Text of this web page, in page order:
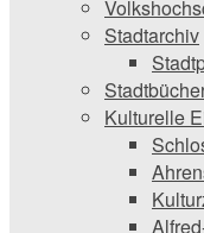
Stadtarchiv
Kulturelle